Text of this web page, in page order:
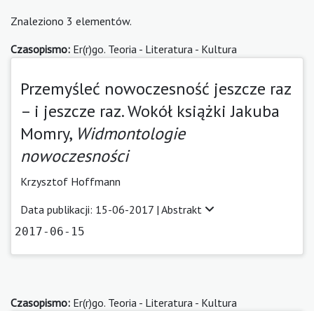
Znaleziono 3 elementów.
Czasopismo: Er(r)go. Teoria - Literatura - Kultura
Przemyśleć nowoczesność jeszcze raz
– i jeszcze raz. Wokół książki Jakuba
Momry, Widmontologie
nowoczesności
Krzysztof Hoffmann
Data publikacji: 15-06-2017 | Abstrakt
2017-06-15
Czasopismo: Er(r)go. Teoria - Literatura - Kultura